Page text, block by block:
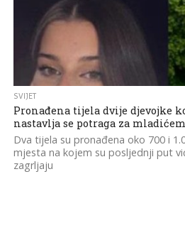
SVIJET
Pronađena tijela dvije djevojke
nastavlja se potraga za mladićem
Dva tijela su pronađena oko 700 i
mjesta na kojem su posljednji put
zagrljaju